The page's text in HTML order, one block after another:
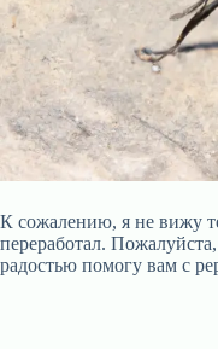
К сожалению, я не вижу
переработал. Пожалуйста,
радостью помогу вам с